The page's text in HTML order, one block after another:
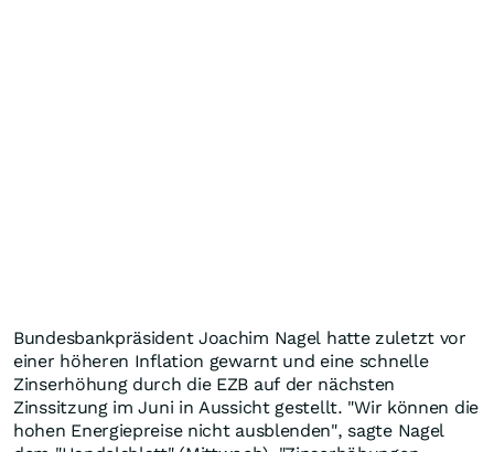
Bundesbankpräsident Joachim Nagel hatte zuletzt vor
einer höheren Inflation gewarnt und eine schnelle
Zinserhöhung durch die EZB auf der nächsten
Zinssitzung im Juni in Aussicht gestellt. "Wir können die
hohen Energiepreise nicht ausblenden", sagte Nagel